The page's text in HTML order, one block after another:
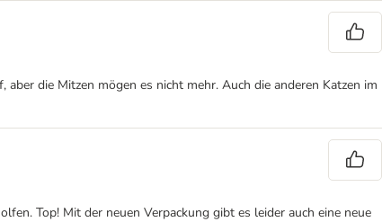
die Mitzen mögen es nicht mehr. Auch die anderen Katzen im
Top! Mit der neuen Verpackung gibt es leider auch eine neue